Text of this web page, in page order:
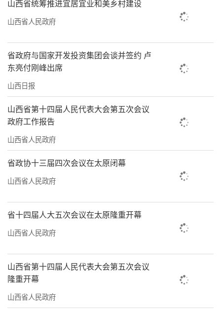
山西省统筹推进宜居宜业和美乡村建设
山西省人民政府
省政府与国家开发投资集团会谈并签约 卢
东亮付刚峰出席
山西日报
山西省第十四届人民代表大会第五次会议
政府工作报告
山西省人民政府
省政协十三届四次会议在太原闭幕
山西省人民政府
省十四届人大五次会议在太原隆重开幕
山西省人民政府
山西省第十四届人民代表大会第五次会议
隆重开幕
山西省人民政府